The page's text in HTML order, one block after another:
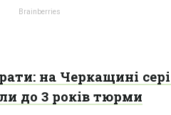
на Черкащині
до 3 років тюрми